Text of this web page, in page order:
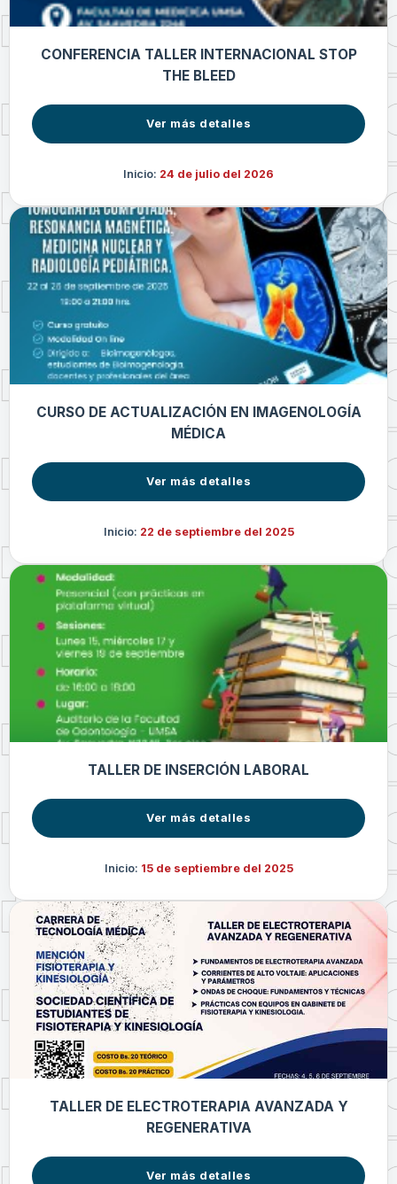
CONFERENCIA TALLER INTERNACIONAL STOP
THE BLEED
Ver más detalles
Inicio: 24 de julio del 2026
CURSO DE ACTUALIZACIÓN EN IMAGENOLOGÍA
MÉDICA
Ver más detalles
Inicio: 22 de septiembre del 2025
TALLER DE INSERCIÓN LABORAL
Ver más detalles
Inicio: 15 de septiembre del 2025
TALLER DE ELECTROTERAPIA AVANZADA Y
REGENERATIVA
Ver más detalles